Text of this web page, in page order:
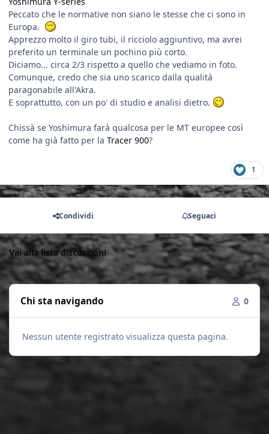
Peccato che le normative non siano le stesse che ci sono in
Europa.
Apprezzo molto il giro tubi, il ricciolo aggiuntivo, ma avrei
preferito un terminale un pochino più corto.
Diciamo... circa 2/3 rispetto a quello che vediamo in foto.
Comunque, credo che sia uno scarico dalla qualità
paragonabile all'Akra.
E soprattutto, con un po' di studio e analisi dietro.
Chissà se Yoshimura farà qualcosa per le MT europee così
come ha già fatto per la Tracer 900?
1
Condividi Seguaci
Vai alla lista discussioni
Chi sta navigando 0
Nessun utente registrato visualizza questa pagina.